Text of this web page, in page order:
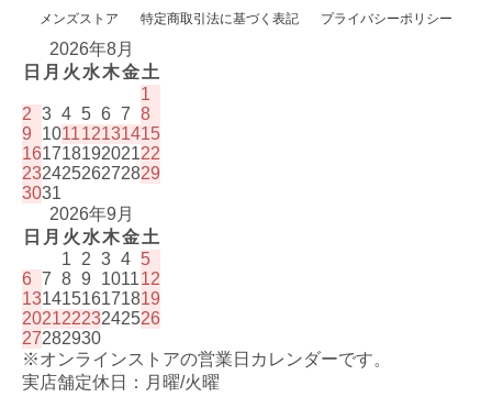
メンズストア
特定商取引法に基づく表記 プライバシーポリシー
2026年8月
日 月 火 水木金土
1
2 3 4 5 6 7 8
9
101112131415
16171819202122
23242526272829
3031
2026年9月
日 月 火 水木金土
1
2 3 4 5
6 7 8 9 101112
13141516171819
20212223242526
27282930
※オンラインストアの営業日カレンダーです。
実店舗定休日：月曜/火曜